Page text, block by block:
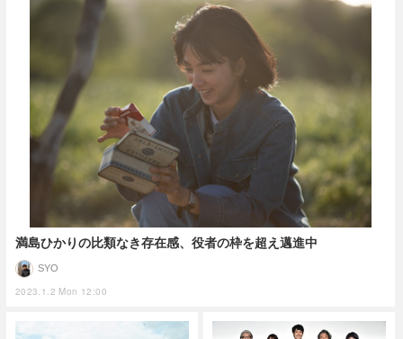
満島ひかりの比類なき存在感、役者の枠を超え邁進中
2023.1.2 Mon 12:00
SYO